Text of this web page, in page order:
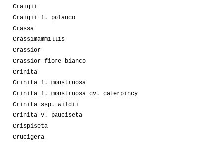
Craigii
Craigii f. polanco
Crassa
Crassimammillis
Crassior
Crassior fiore bianco
Crinita
Crinita f. monstruosa
Crinita f. monstruosa cv. caterpincy
Crinita ssp. wildii
Crinita v. pauciseta
Crispiseta
Crucigera